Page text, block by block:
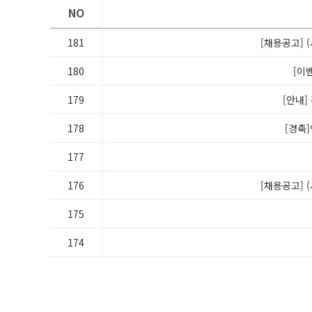
NO
181 [채용공고] (
180 [이
179 [안내]
178 [경축]
177
176 [채용공고] (
175
174